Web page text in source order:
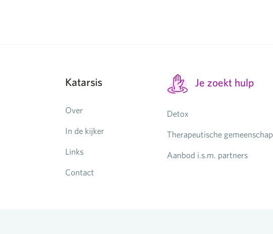
Katarsis
Over
In de kijker
Links
Contact
Je zoekt hulp
Detox
Therapeutische gemeenschap
Aanbod i.s.m. partners